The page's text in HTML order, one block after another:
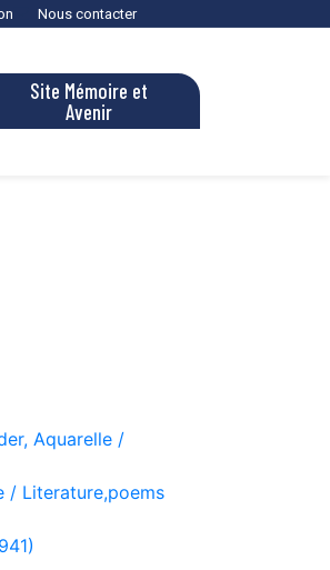
Nous contacter
Site Mémoire et
Avenir
Aquarelle /
/ Literature,poems